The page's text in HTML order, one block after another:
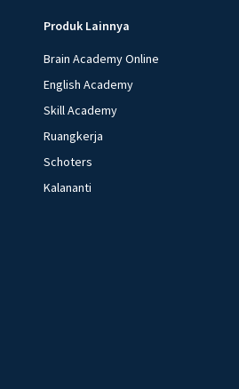
Produk Lainnya
Brain Academy Online
English Academy
Skill Academy
Ruangkerja
Schoters
Kalananti